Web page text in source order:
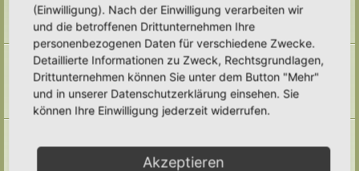
Sandarien, Reisighaufen & Laubhaufen, Totholz, Käferkeller
Benjeshecke, Sonstige Lebensräume
Archiv
Themen:71
Pufferzone
Hier gehört alles hin, was die Pufferzone in einem Hortus betrifft. Frage,
Antworten, Wissen und Ideen: Her damit!
Unterforum:
Archiv
Themen:29
(Einwilligung). Nach der Einwilligung verarbeiten wir
und die betroffenen Drittunternehmen Ihre
personenbezogenen Daten für verschiedene Zwecke.
Detaillierte Informationen zu Zweck, Rechtsgrundlagen,
Drittunternehmen können Sie unter dem Button "Mehr"
und in unserer Datenschutzerklärung einsehen. Sie
können Ihre Einwilligung jederzeit widerrufen.
Akzeptieren